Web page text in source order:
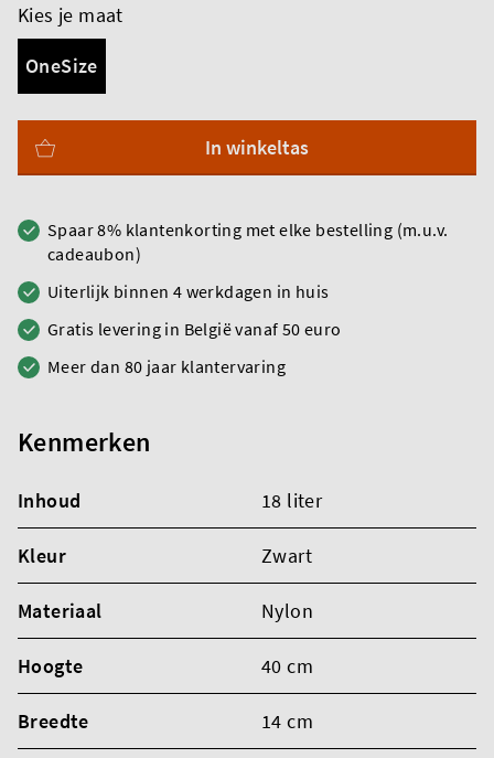
Kies je maat
OneSize
In winkeltas
Spaar 8% klantenkorting met elke bestelling (m.u.v.
cadeaubon)
Uiterlijk binnen 4 werkdagen in huis
Gratis levering in België vanaf 50 euro
Meer dan 80 jaar klantervaring
Kenmerken
Inhoud 18 liter
Kleur Zwart
Materiaal Nylon
Hoogte 40 cm
Breedte 14 cm